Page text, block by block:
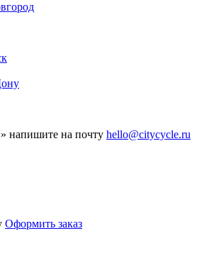
» напишите на почту hello@citycycle.ru
Оформить заказ